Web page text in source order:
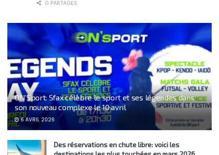
0 PARTAGES
ON’Sport: Sfax célèbre le sport et ses légendes dans
son nouveau complexe le 10 avril
6 AVRIL 2026
Des réservations en chute libre: voici les